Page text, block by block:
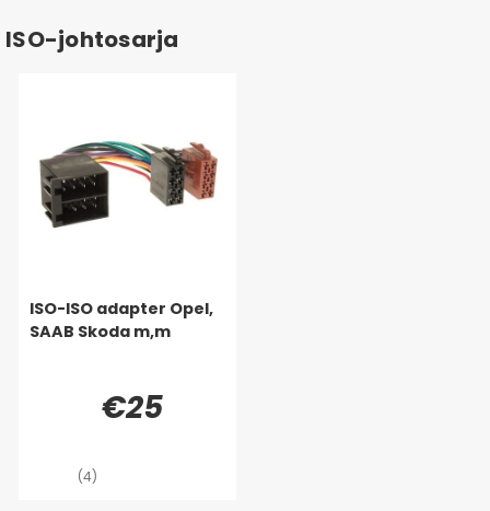
ISO-johtosarja
ISO-ISO adapter Opel,
SAAB Skoda m,m
€25
(4)